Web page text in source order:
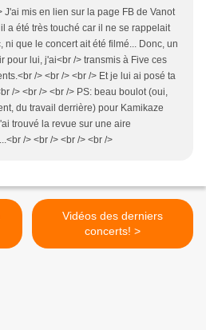
J'ai mis en lien sur la page FB de Vanot
il a été très touché car il ne se rappelait
ni que le concert ait été filmé... Donc, un
pour lui, j'ai<br /> transmis à Five ces
/> <br /> <br /> Et je lui ai posé ta
/> <br /> <br /> PS: beau boulot (oui,
du travail derrière) pour Kamikaze
trouvé la revue sur une aire
/> <br /> <br /> <br />
Vidéos des derniers
concerts! >